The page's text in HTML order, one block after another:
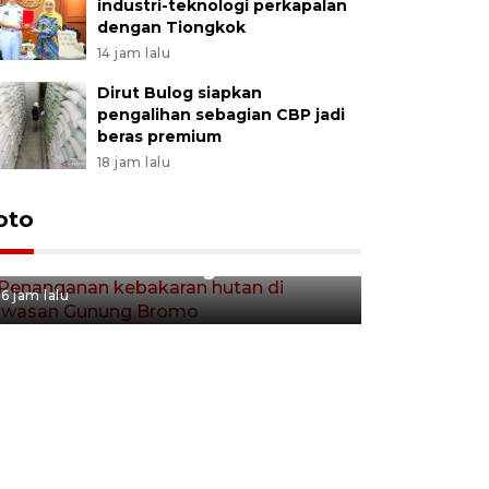
industri-teknologi perkapalan
dengan Tiongkok
14 jam lalu
Dirut Bulog siapkan
pengalihan sebagian CBP jadi
beras premium
18 jam lalu
Penanganan kebakaran hutan
6 jam lalu